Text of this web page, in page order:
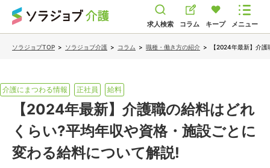
求人検索 コラム キープ メニュー
ソラジョブTOP > ソラジョブ介護 > コラム > 職種・働き方の紹介 > 【2024年最新】介
介護にまつわる情報 正社員 給料
【2024年最新】介護職の給料はどれ
くらい?平均年収や資格・施設ごとに
変わる給料について解説!